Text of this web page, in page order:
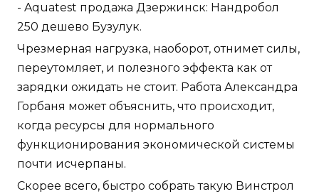
- Aquatest продажа Дзержинск: Нандробол
250 дешево Бузулук.
Чрезмерная нагрузка, наоборот, отнимет силы,
переутомляет, и полезного эффекта как от
зарядки ожидать не стоит. Работа Александра
Горбаня может объяснить, что происходит,
когда ресурсы для нормального
функционирования экономической системы
почти исчерпаны.
Скорее всего, быстро собрать такую Винстрол